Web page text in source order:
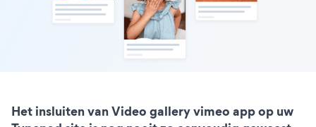
Het insluiten van Video gallery vimeo app op uw